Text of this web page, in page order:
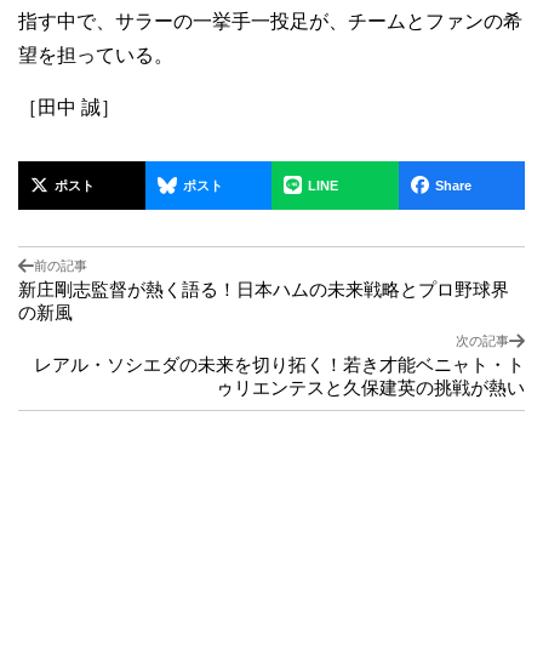
指す中で、サラーの一挙手一投足が、チームとファンの希
望を担っている。
［田中 誠］
ポスト ポスト LINE Share
前の記事
新庄剛志監督が熱く語る！日本ハムの未来戦略とプロ野球界
の新風
次の記事
レアル・ソシエダの未来を切り拓く！若き才能ベニャト・ト
ゥリエンテスと久保建英の挑戦が熱い